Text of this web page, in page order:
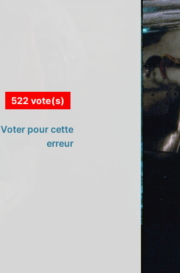
522 vote(s)
Voter pour cette
erreur